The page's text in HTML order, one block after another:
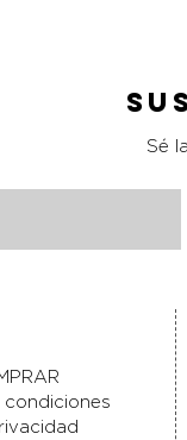
Sé
condiciones